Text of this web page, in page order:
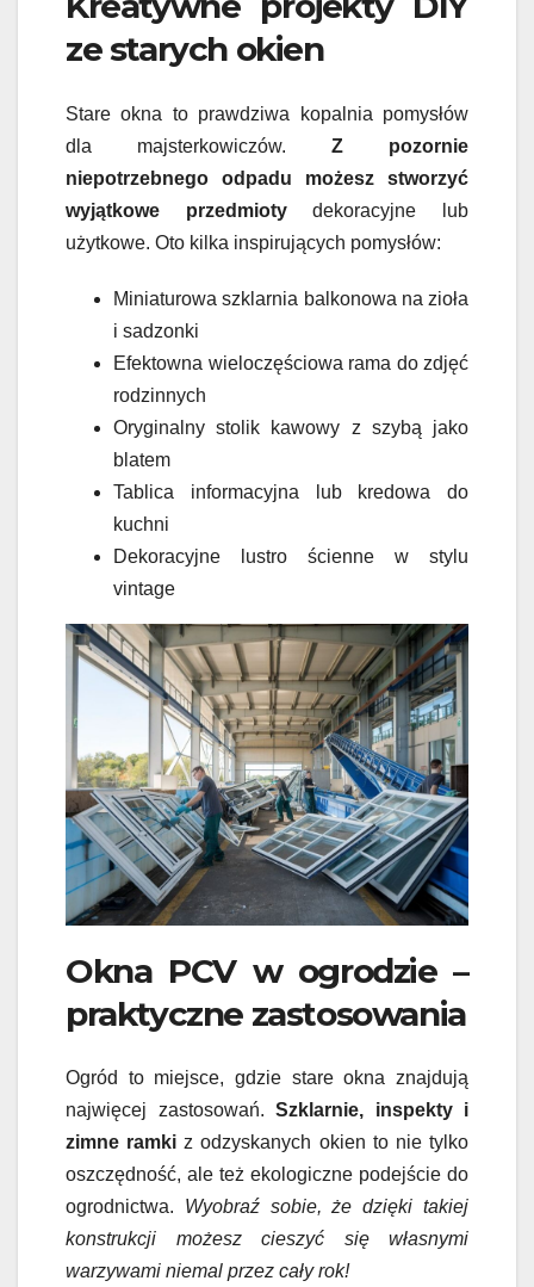
ze starych okien
Stare okna to prawdziwa kopalnia pomysłów
dla majsterkowiczów. Z pozornie
niepotrzebnego odpadu możesz stworzyć
wyjątkowe przedmiotydekoracyjne lub
użytkowe. Oto kilka inspirujących pomysłów:
Miniaturowa szklarnia balkonowa na zioła
i sadzonki
Efektowna wieloczęściowa rama do zdjęć
rodzinnych
Oryginalny stolik kawowy z szybą jako
blatem
Tablica informacyjna lub kredowa do
kuchni
Dekoracyjne lustro ścienne w stylu
vintage
Okna PCV w ogrodzie –
praktyczne zastosowania
Ogród to miejsce, gdzie stare okna znajdują
najwięcej zastosowań. Szklarnie, inspekty i
zimne ramki z odzyskanych okien to nie tylko
oszczędność, ale też ekologiczne podejście do
ogrodnictwa. Wyobraź sobie, że dzięki takiej
konstrukcji możesz cieszyć się własnymi
warzywami niemal przez cały rok!